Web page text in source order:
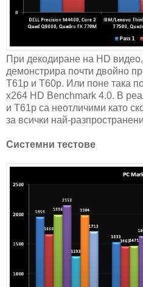
При декодиране на HD
демонстрира почти двойно
T61p и T60p. Или поне така
x264 HD Benchmark 4.0. В
и T61p са неотличими като
за всички най-
Системни тестове